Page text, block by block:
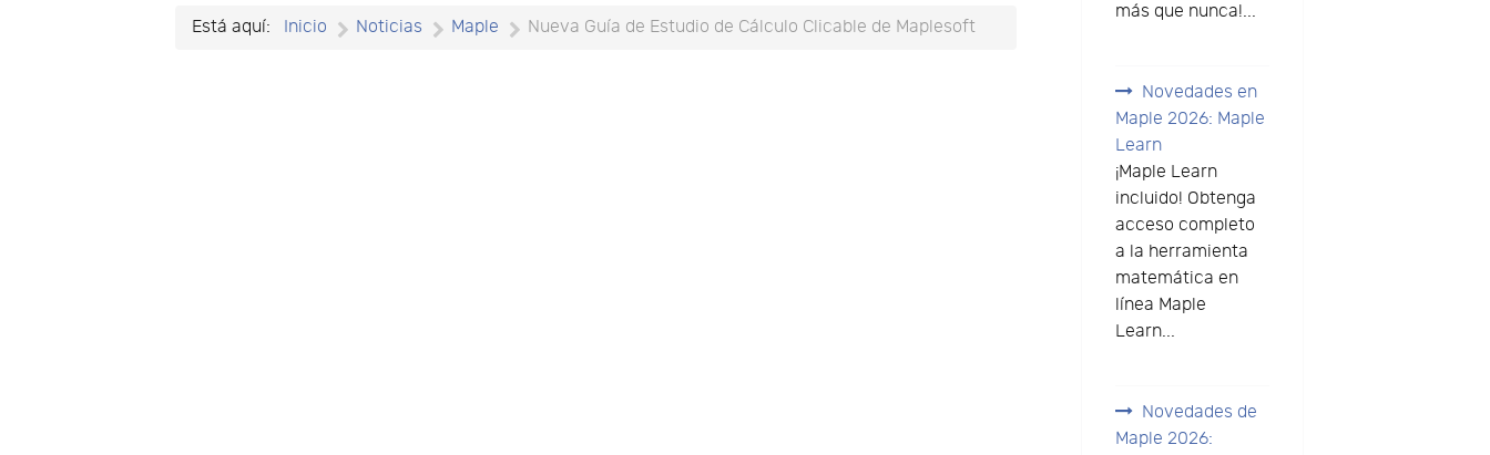
Está aquí: Inicio Noticias Maple Nueva Guía de Estudio de Cálculo Clicable de Maplesoft
más que nunca!...
Novedades en
Maple 2026: Maple
Learn
¡Maple Learn
incluido! Obtenga
acceso completo
a la herramienta
matemática en
línea Maple
Learn...
Novedades de
Maple 2026: